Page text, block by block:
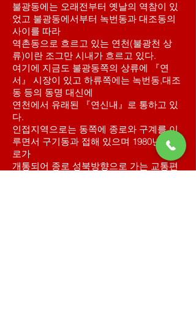
불광동에는 오래전부터 옛날의 역참이 있
었고 불광동에서부터 녹번동과 대조동의
사이를 따라
역촌동으로 흐르고 있는 연천(불광천 상
류)이란 조그만 시내가 흐르고 있다.
여기에 지금도 불광동쪽의 상류에 『연
서』 시장이 있고 하류쪽에는 녹번동,대조
동 등의 동명 대신에
연천에서 유래된 『연신내』로 통하고 있
다.
인접지역으로는 동쪽에 종로와 구계를 이
루면서 구기동과 접해 있으며 1980년 진흥
로가
개통되어 종로 성북방향으로 가는 교통편